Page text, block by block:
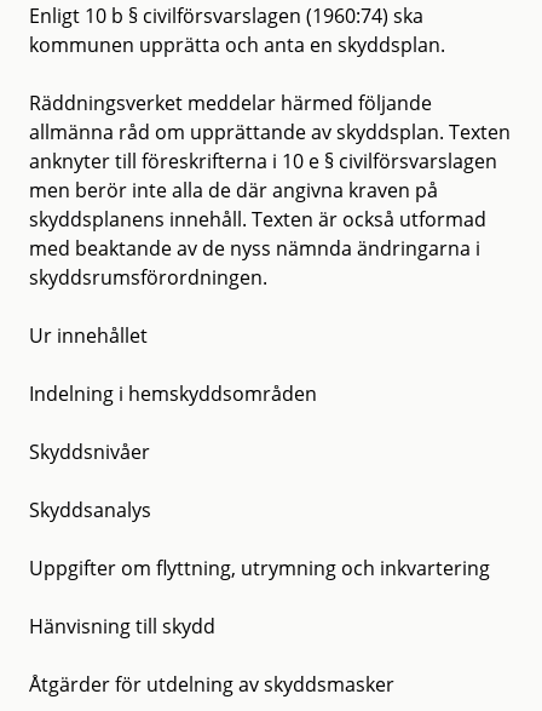
Enligt 10 b § civilförsvarslagen (1960:74) ska
kommunen upprätta och anta en skyddsplan.
Räddningsverket meddelar härmed följande
allmänna råd om upprättande av skyddsplan. Texten
anknyter till föreskrifterna i 10 e § civilförsvarslagen
men berör inte alla de där angivna kraven på
skyddsplanens innehåll. Texten är också utformad
med beaktande av de nyss nämnda ändringarna i
skyddsrumsförordningen.
Ur innehållet
Indelning i hemskyddsområden
Skyddsnivåer
Skyddsanalys
Uppgifter om flyttning, utrymning och inkvartering
Hänvisning till skydd
Åtgärder för utdelning av skyddsmasker